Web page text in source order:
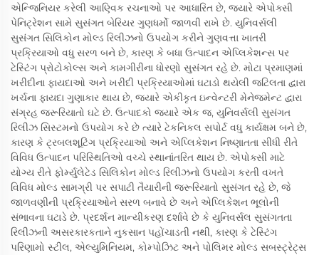
એન્જિનિયર કરેલી આણ્વિક રચનાઓ પર આધારિત છે, જ્યારે એપોક્સી
પેનિટ્રેશન સામે સુસંગત બેરિયર ગુણધર્મો જાળવી રાખે છે. યુનિવર્સલી
સુસંગત સિલિકોન મોલ્ડ રિલીઝનો ઉપયોગ કરીને ગુણવત્તા ખાતરી
પ્રક્રિયાઓ વધુ સરળ બને છે, કારણ કે બધા ઉત્પાદન એપ્લિકેશન્સ પર
ટેસ્ટિંગ પ્રોટોકોલ્સ અને કામગીરીના ધોરણો સુસંગત રહે છે. મોટા પ્રમાણમાં
ખરીદીના ફાયદાઓ અને ખરીદી પ્રક્રિયાઓમાં ઘટાડો થયેલી જટિલતા દ્વારા
ખર્ચના ફાયદા ગુણાકાર થાય છે, જ્યારે એકીકૃત ઇન્વેન્ટરી મેનેજમેન્ટ દ્વારા
સંગ્રહ જરૂરિયાતો ઘટે છે. ઉત્પાદકો જ્યારે એક જ, યુનિવર્સલી સુસંગત
રિલીઝ સિસ્ટમનો ઉપયોગ કરે છે ત્યારે ટેકનિકલ સપોર્ટ વધુ કાર્યક્ષમ બને છે,
કારણ કે ટ્રબલશૂટિંગ પ્રક્રિયાઓ અને એપ્લિકેશન નિષ્ણાતતા સીધી રીતે
વિવિધ ઉત્પાદન પરિસ્થિતિઓ વચ્ચે સ્થાનાંતરિત થાય છે. એપોક્સી માટે
યોગ્ય રીતે ફોર્મ્યુલેટેડ સિલિકોન મોલ્ડ રિલીઝનો ઉપયોગ કરતી વખતે
વિવિધ મોલ્ડ સામગ્રી પર સપાટી તૈયારીની જરૂરિયાતો સુસંગત રહે છે, જે
જાળવણીની પ્રક્રિયાઓને સરળ બનાવે છે અને એપ્લિકેશન ભૂલોની
સંભાવના ઘટાડે છે. પ્રદર્શન માન્યીકરણ દર્શાવે છે કે યુનિવર્સલ સુસંગતતા
રિલીઝની અસરકારકતાને નુકસાન પહોંચાડતી નથી, કારણ કે ટેસ્ટિંગ
પરિણામો સ્ટીલ, એલ્યુમિનિયમ, કોમ્પોઝિટ અને પોલિમર મોલ્ડ સબસ્ટ્રેટ્સ